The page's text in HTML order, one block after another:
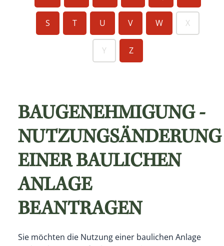
S T U V W X
Y Z
BAUGENEHMIGUNG -
NUTZUNGSÄNDERUNG
EINER BAULICHEN
ANLAGE
BEANTRAGEN
Sie möchten die Nutzung einer baulichen Anlage